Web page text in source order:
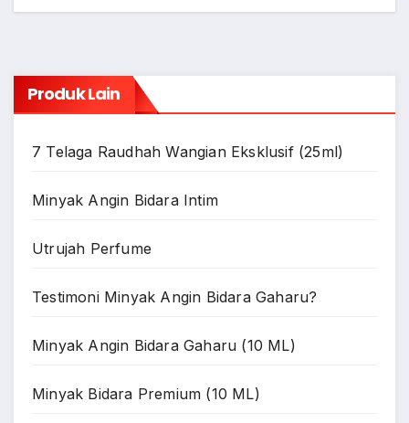
Produk Lain
7 Telaga Raudhah Wangian Eksklusif (25ml)
Minyak Angin Bidara Intim
Utrujah Perfume
Testimoni Minyak Angin Bidara Gaharu?
Minyak Angin Bidara Gaharu (10 ML)
Minyak Bidara Premium (10 ML)